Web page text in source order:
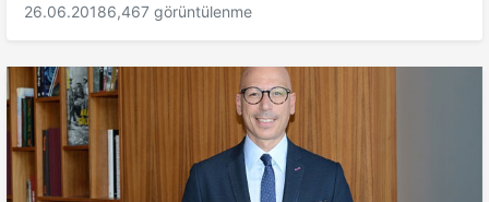
26.06.20186,467 görüntülenme